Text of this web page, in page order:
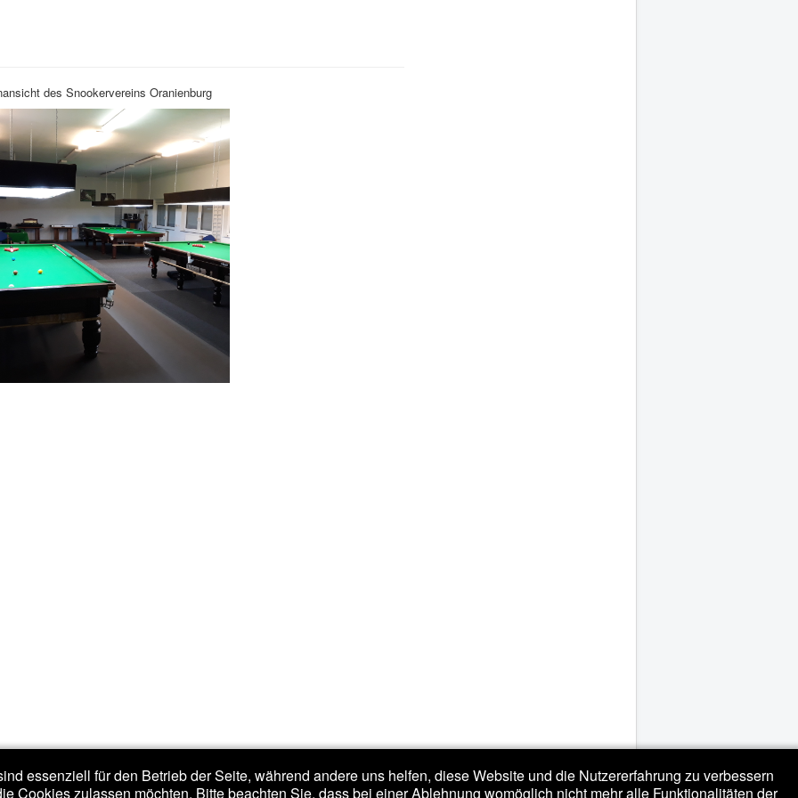
des Snookervereins Oranienburg
essenziell für den Betrieb der Seite, während andere uns helfen, diese Website und die Nutzererfahrung zu verbessern
Cookies zulassen möchten. Bitte beachten Sie, dass bei einer Ablehnung womöglich nicht mehr alle Funktionalitäten der